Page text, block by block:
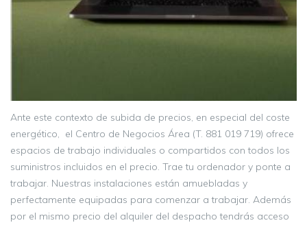
Ante este contexto de subida de precios, en especial del coste
energético, el Centro de Negocios Área (T. 881 019 719) ofrece
espacios de trabajo individuales o compartidos con todos los
suministros incluidos en el precio. Trae tu ordenador y ponte a
trabajar. Nuestras instalaciones están amuebladas y
perfectamente equipadas para comenzar a trabajar. Además
por el mismo precio del alquiler del despacho tendrás acceso